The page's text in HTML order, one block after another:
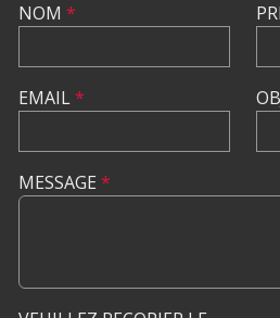
NOM *
EMAIL*
MESSAGE *